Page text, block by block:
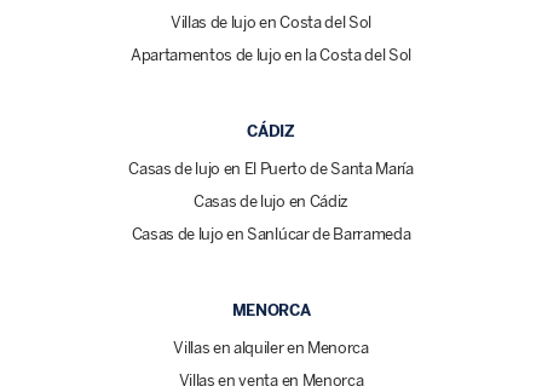
Villas de lujo en Costa del Sol
Apartamentos de lujo en la Costa del Sol
CÁDIZ
Casas de lujo en El Puerto de Santa María
Casas de lujo en Cádiz
Casas de lujo en Sanlúcar de Barrameda
MENORCA
Villas en alquiler en Menorca
Villas en venta en Menorca